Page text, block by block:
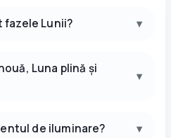
fazele Lunii? ▾
Luna plină și
▾
de iluminare? ▾